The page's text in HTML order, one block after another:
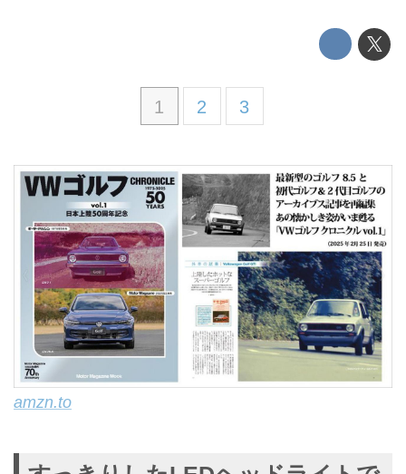
1 2 3
amzn.to